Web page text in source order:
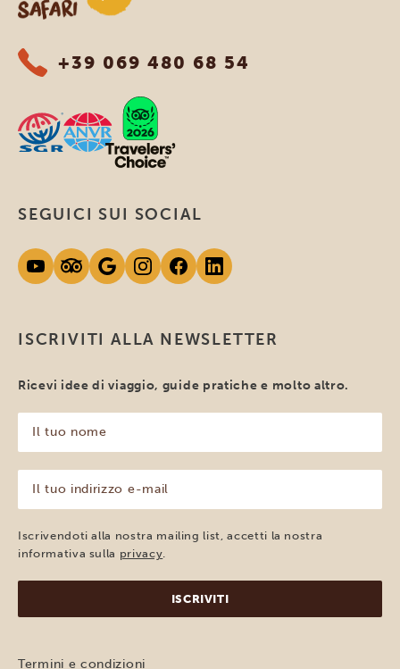
+39 069 480 68 54
ISCRIVITI ALLA NEWSLETTER
Ricevi idee di viaggio, guide pratiche e molto altro.
tuo
nome
(Obbligatorio)
tuo
indirizzo
e-
mail
Iscrivendoti alla nostra mailing list, accetti la nostra
informativa sulla privacy
SEGUICI SUI SOCIAL
Termini e condizioni